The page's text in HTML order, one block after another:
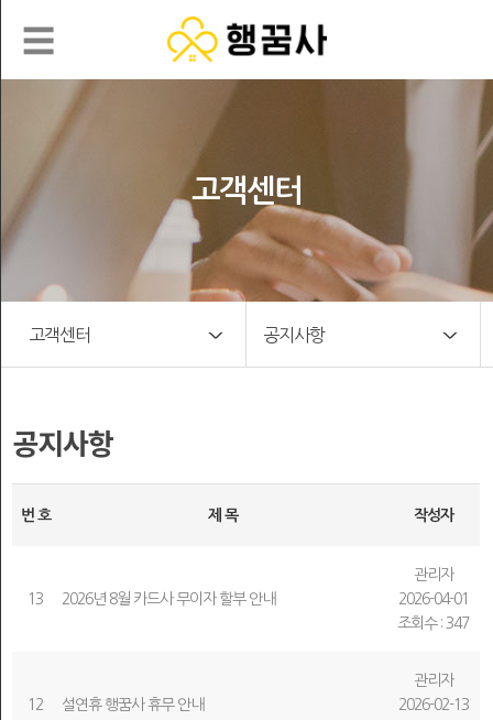
☰
행
의
일
수
강
객
센
페
고객센터
고객센터 공지사항
공지사항
번 호 제 목 작성자
13 2026년 8월 카드사 무이자 할부 안내
관리자
2026-04-01
조회수 : 347
12 설연휴 행꿈사 휴무 안내
관리자
2026-02-13